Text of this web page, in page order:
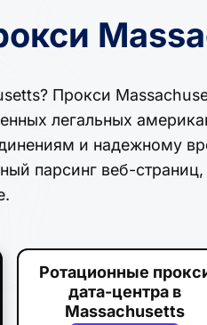
Прокси
легальных
и надежному
парсинг веб-
Ротационные
дата-центра в
Massachusetts